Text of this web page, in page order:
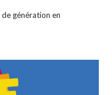
de génération en